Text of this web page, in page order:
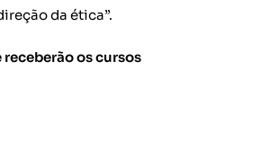
da ética”.
os cursos